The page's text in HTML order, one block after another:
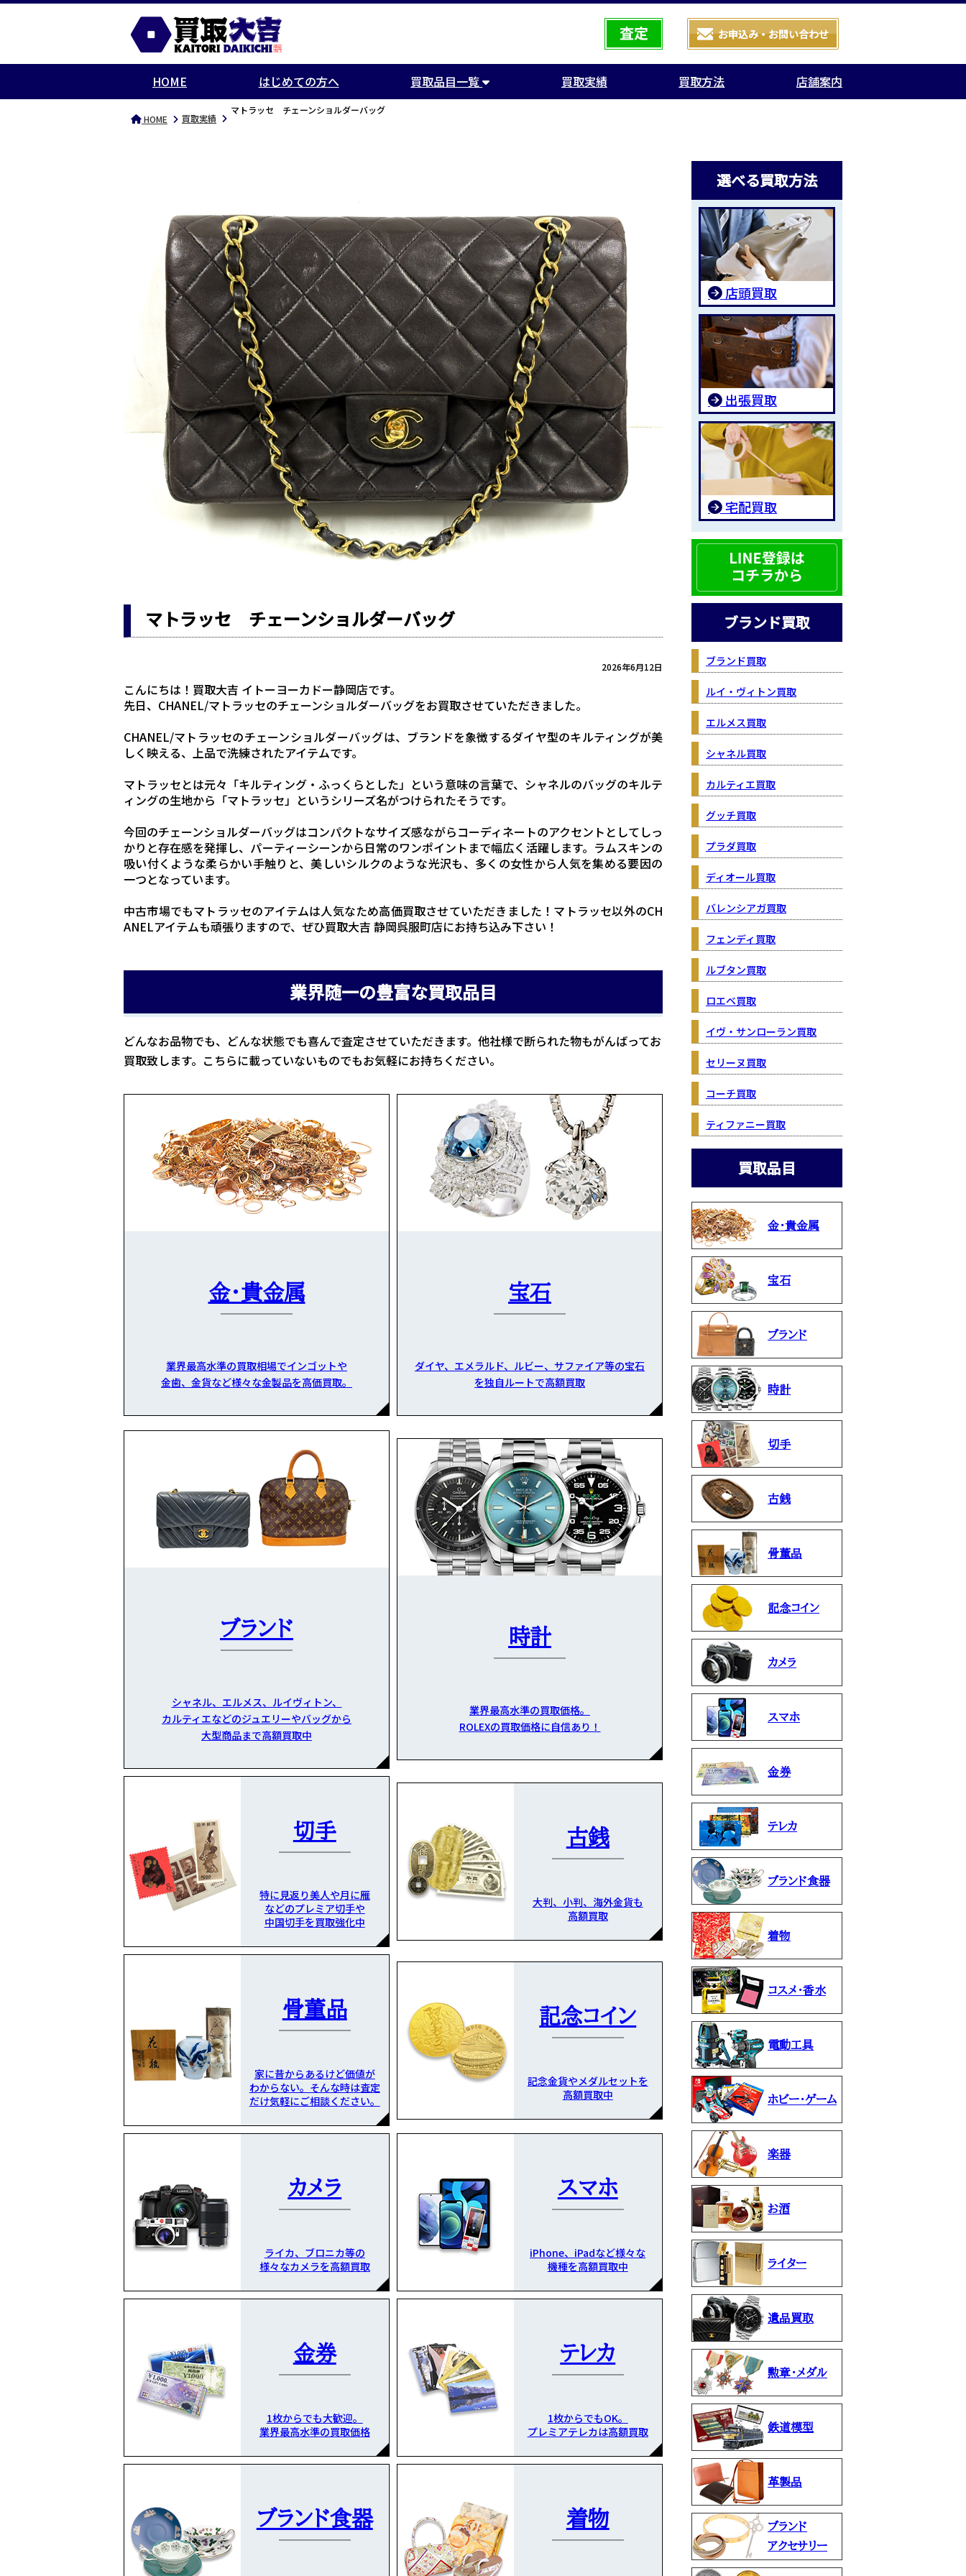
HOME はじめての方へ 買取品目一覧 買取実績 買取方法 店舗案内
HOME 買取実績
マトラッセ チェーンショルダーバッグ
マトラッセ チェーンショルダーバッグ
2026年6月12日
こんにちは！買取大吉 イトーヨーカドー静岡店です。
先日、CHANEL/マトラッセのチェーンショルダーバッグをお買取させていただきました。
CHANEL/マトラッセのチェーンショルダーバッグは、ブランドを象徴するダイヤ型のキルティングが美
しく映える、上品で洗練されたアイテムです。
マトラッセとは元々「キルティング・ふっくらとした」という意味の言葉で、シャネルのバッグのキルテ
ィングの生地から「マトラッセ」というシリーズ名がつけられたそうです。
今回のチェーンショルダーバッグはコンパクトなサイズ感ながらコーディネートのアクセントとしてしっ
かりと存在感を発揮し、パーティーシーンから日常のワンポイントまで幅広く活躍します。ラムスキンの
吸い付くような柔らかい手触りと、美しいシルクのような光沢も、多くの女性から人気を集める要因の
一つとなっています。
中古市場でもマトラッセのアイテムは人気なため高価買取させていただきました！マトラッセ以外のCH
ANELアイテムも頑張りますので、ぜひ買取大吉 静岡呉服町店にお持ち込み下さい！
業界随一の豊富な買取品目
どんなお品物でも、どんな状態でも喜んで査定させていただきます。他社様で断られた物もがんばってお
買取致します。こちらに載っていないものでもお気軽にお持ちください。
金・貴金属
業界最高水準の買取相場でインゴットや
金歯、金貨など様々な金製品を高価買取。
宝石
ダイヤ、エメラルド、ルビー、サファイア等の宝石
を独自ルートで高額買取
ブランド
シャネル、エルメス、ルイヴィトン、
カルティエなどのジュエリーやバッグから
大型商品まで高額買取中
時計
業界最高水準の買取価格。
ROLEXの買取価格に自信あり！
切手
特に見返り美人や月に雁
などのプレミア切手や
中国切手を買取強化中
古銭
大判、小判、海外金貨も
高額買取
骨董品
家に昔からあるけど価値が
わからない。そんな時は査定
だけ気軽にご相談ください。
記念コイン
記念金貨やメダルセットを
高額買取中
カメラ
ライカ、ブロニカ等の
様々なカメラを高額買取
スマホ
iPhone、iPadなど様々な
機種を高額買取中
金券
1枚からでも大歓迎。
業界最高水準の買取価格
テレカ
1枚からでもOK。
プレミアテレカは高額買取
ブランド食器 着物
選べる買取方法
店頭買取
出張買取
宅配買取
ブランド買取
ブランド買取
ルイ・ヴィトン買取
エルメス買取
シャネル買取
カルティエ買取
グッチ買取
プラダ買取
ディオール買取
バレンシアガ買取
フェンディ買取
ルブタン買取
ロエベ買取
イヴ・サンローラン買取
セリーヌ買取
コーチ買取
ティファニー買取
買取品目
金・貴金属
宝石
ブランド
時計
切手
古銭
骨董品
記念コイン
カメラ
スマホ
金券
テレカ
ブランド食器
着物
コスメ・香水
電動工具
ホビー・ゲーム
楽器
お酒
ライター
遺品買取
勲章・メダル
鉄道模型
革製品
ブランド
アクセサリー